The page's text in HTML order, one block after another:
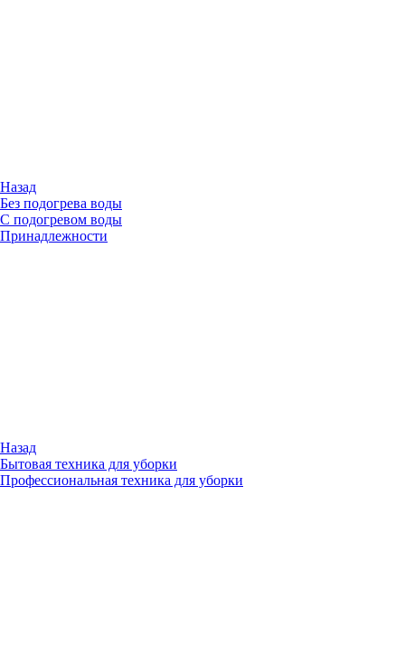
Назад
Без подогрева воды
С подогревом воды
Принадлежности
Назад
Бытовая техника для уборки
Профессиональная техника для уборки